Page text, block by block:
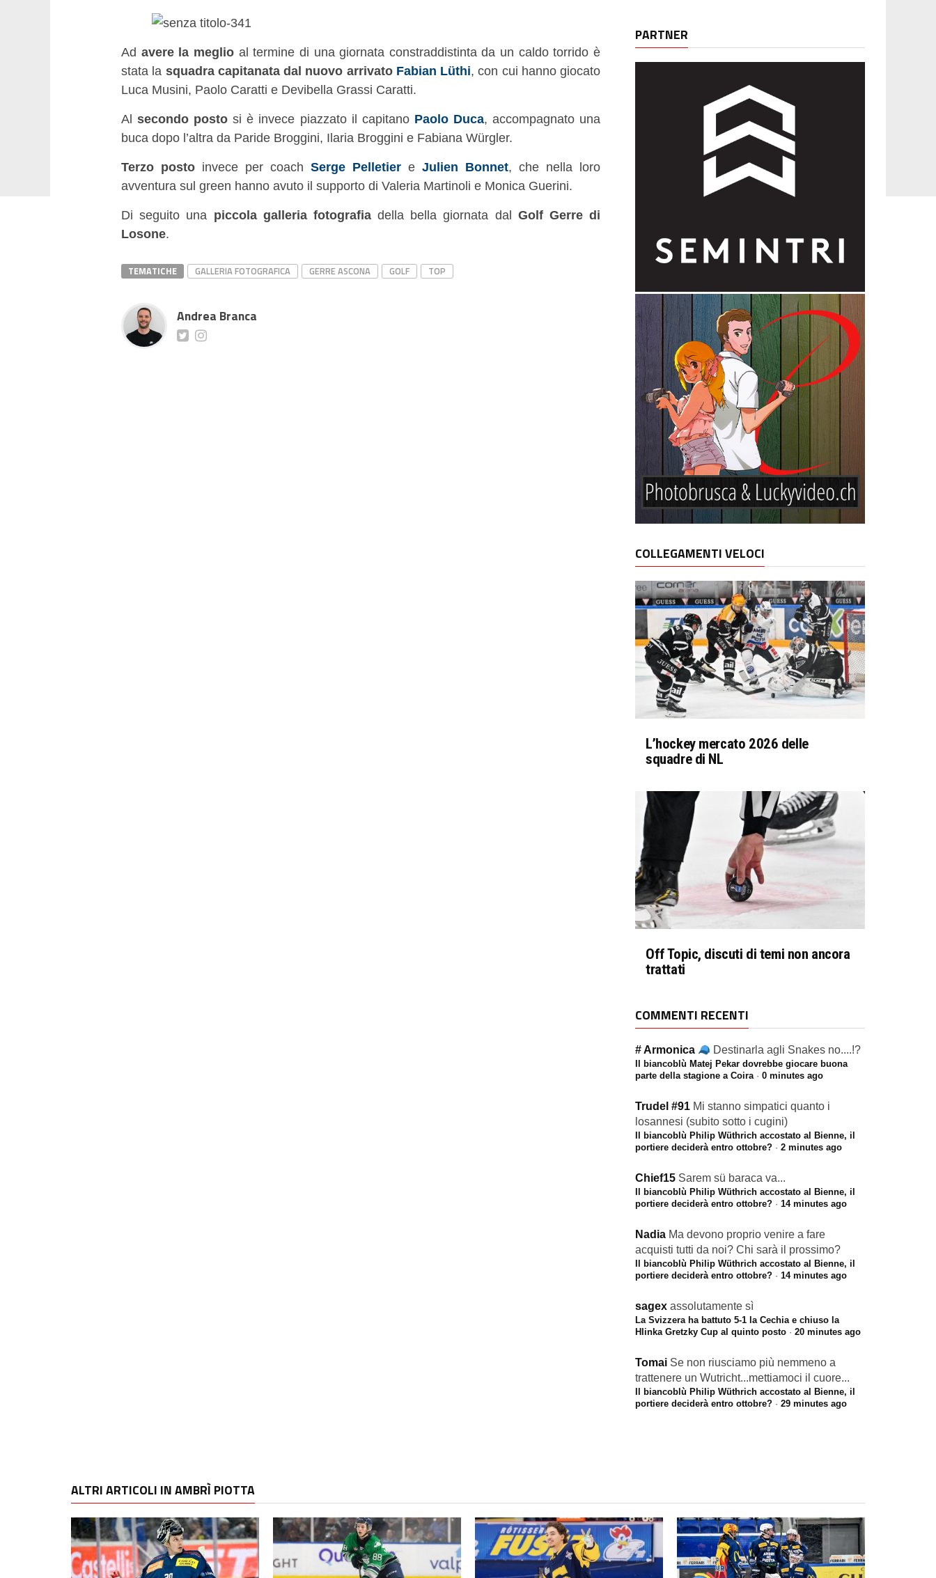
Ad avere la meglioal termine di una giornata constraddistinta da un caldo torrido è
stata la squadra capitanata dal nuovo arrivato Fabian Lüthi, con cui hanno giocato
Luca Musini, Paolo Caratti e Devibella Grassi Caratti.
Alsecondo posto si è invece piazzato il capitano Paolo Duca, accompagnato una
buca dopo l’altra da Paride Broggini, Ilaria Broggini e Fabiana Würgler.
Terzo posto invece per coach Serge Pelletier e Julien Bonnet, che nella loro
avventura sul green hanno avuto il supporto di Valeria Martinoli e Monica Guerini.
Di seguito una piccola galleria fotografiadella bella giornata dal Golf Gerre di
Losone.
TEMATICHE GALLERIA FOTOGRAFICA GERRE ASCONA GOLF TOP
Andrea Branca
PARTNER
COLLEGAMENTI VELOCI
L’hockey mercato 2026 delle
squadre di NL
Off Topic, discuti di temi non ancora
trattati
COMMENTI RECENTI
# Armonica Destinarla agli Snakes no....!?
Il biancoblù Matej Pekar dovrebbe giocare buona
parte della stagione a Coira· 0 minutes ago
Trudel #91 Mi stanno simpatici quanto i
losannesi (subito sotto i cugini)
Il biancoblù Philip Wüthrich accostato al Bienne, il
portiere deciderà entro ottobre? · 2 minutes ago
Chief15 Sarem sü baraca va...
Il biancoblù Philip Wüthrich accostato al Bienne, il
portiere deciderà entro ottobre? · 14 minutes ago
Nadia Ma devono proprio venire a fare
acquisti tutti da noi? Chi sarà il prossimo?
Il biancoblù Philip Wüthrich accostato al Bienne, il
portiere deciderà entro ottobre? · 14 minutes ago
sagex assolutamente sì
La Svizzera ha battuto 5-1 la Cechia e chiuso la
Hlinka Gretzky Cup al quinto posto · 20 minutes ago
Tomai Se non riusciamo più nemmeno a
trattenere un Wutricht...mettiamoci il cuore...
Il biancoblù Philip Wüthrich accostato al Bienne, il
portiere deciderà entro ottobre? · 29 minutes ago
ALTRI ARTICOLI IN AMBRÌ PIOTTA